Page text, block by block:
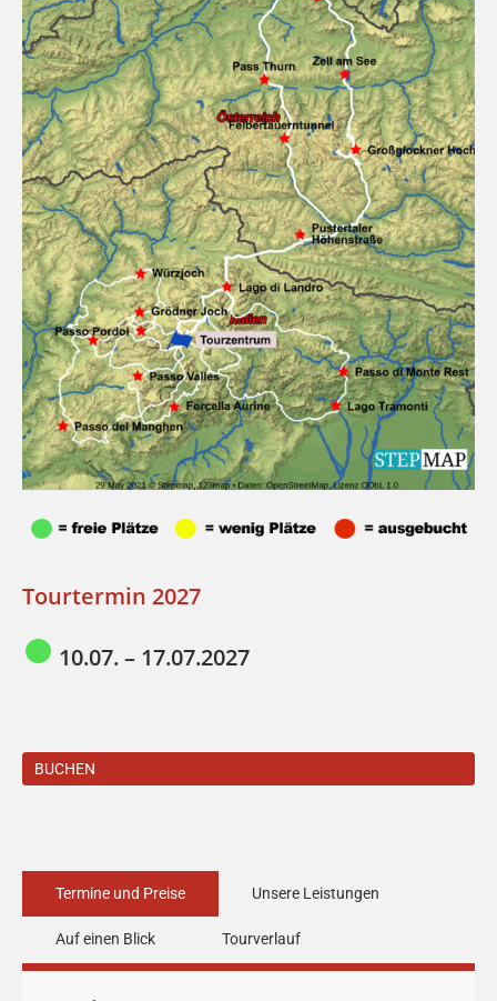
Tourtermin 2027
10.07. – 17.07.2027
BUCHEN
Termine und Preise Unsere Leistungen
Auf einen Blick Tourverlauf